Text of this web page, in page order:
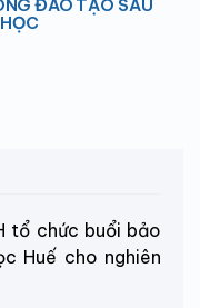
ĐÀO TẠO SAU
tổ chức buổi bảo
Huế cho nghiên